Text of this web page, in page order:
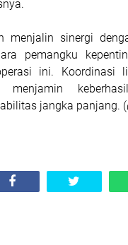
menjalin sinergi
pemangku
ini. Koordinasi
menjamin
jangka panjang.